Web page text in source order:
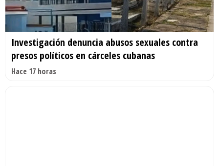
Investigación denuncia abusos sexuales contra
presos políticos en cárceles cubanas
Hace 17 horas